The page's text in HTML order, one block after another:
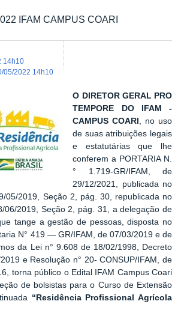
IFAM CAMPUS COARI
14h10
05/2022 14h10
O DIRETOR GERAL PRO
TEMPORE DO IFAM -
CAMPUS COARI , no uso
de suas atribuições legais
e estatutárias que lhe
conferem a PORTARIA N.
° 1.719-GR/IFAM, de
29/12/2021, publicada no
05/2019, Seção 2, pág. 30, republicada no
06/2019, Seção 2, pág. 31, a delegação de
tange a gestão de pessoas, disposta no
N° 419 — GR/IFAM, de 07/03/2019 e de
da Lei n° 9.608 de 18/02/1998, Decreto
e Resolução n° 20- CONSUP/IFAM, de
torna público o Edital IFAM Campus Coari
de bolsistas para o Curso de Extensão
“Residência Profissional Agrícola